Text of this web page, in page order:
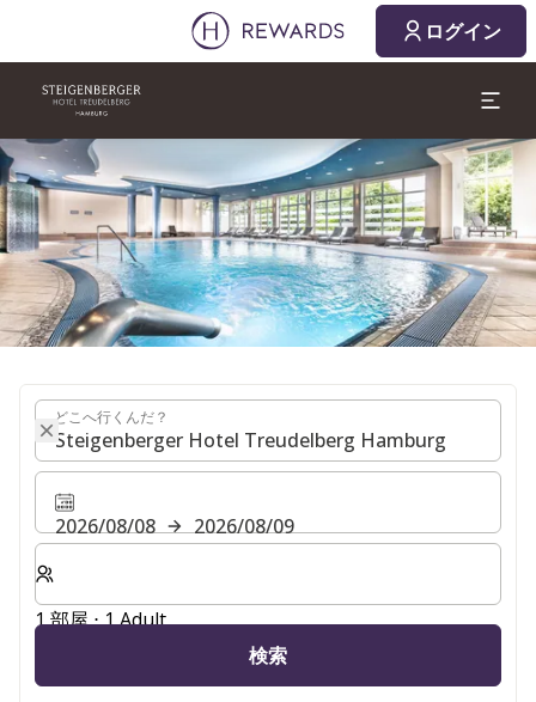
ログイン
スライド1 1
2026/08/09
どこへ行くんだ？
どこへ行くんだ？
2026/08/08
2026/08/09
客室数と宿泊人数をお選びください。
1 部屋 ⋅ 1 Adult
検索